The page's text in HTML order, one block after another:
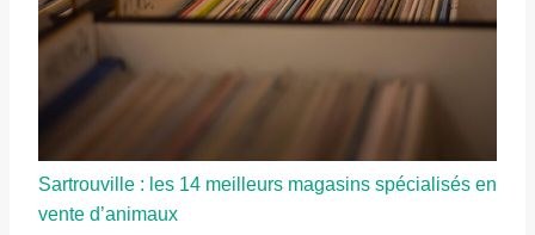
Sartrouville : les 14 meilleurs magasins spécialisés en
vente d’animaux